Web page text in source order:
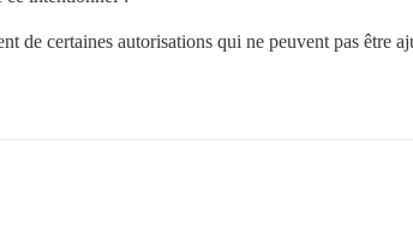
de certaines autorisations qui ne peuvent pas être